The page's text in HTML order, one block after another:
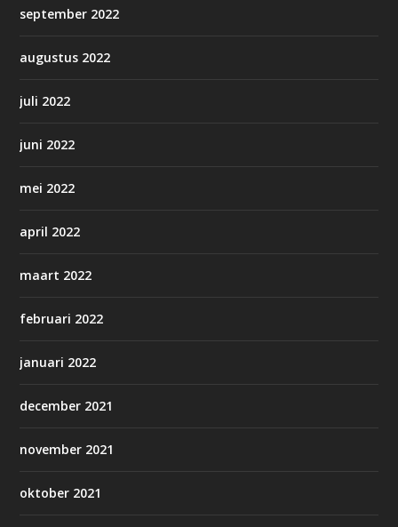
september 2022
augustus 2022
juli 2022
juni 2022
mei 2022
april 2022
maart 2022
februari 2022
januari 2022
december 2021
november 2021
oktober 2021